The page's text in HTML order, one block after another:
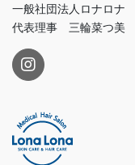
一般社団法人ロナロナ
代表理事 三輪菜つ美